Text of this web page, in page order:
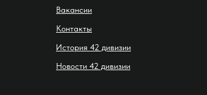
Вакансии
Контакты
История 42 дивизии
Новости 42 дивизии